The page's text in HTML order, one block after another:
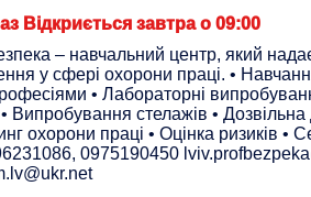
Відкриється завтра о 09:00
– навчальний центр, який
у сфері охорони праці. •
• Лабораторні
Випробування стелажів • Дозвільна
охорони праці • Оцінка ризиків •
0975190450